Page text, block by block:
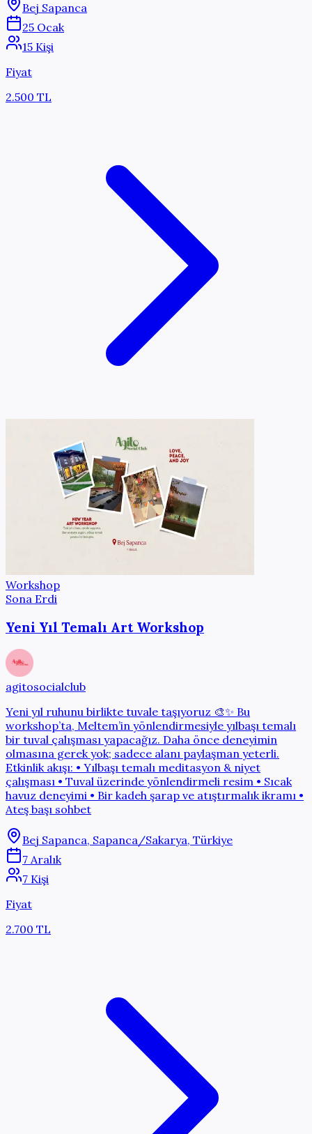
Bej Sapanca
25 Ocak
15 Kişi
Fiyat
2.500 TL
Workshop
Sona Erdi
Yeni Yıl Temalı Art Workshop
agitosocialclub
Yeni yıl ruhunu birlikte tuvale taşıyoruz 🎨✨ Bu
workshop’ta, Meltem’in yönlendirmesiyle yılbaşı temalı
bir tuval çalışması yapacağız. Daha önce deneyimin
olmasına gerek yok; sadece alanı paylaşman yeterli.
Etkinlik akışı: • Yılbaşı temalı meditasyon & niyet
çalışması • Tuval üzerinde yönlendirmeli resim • Sıcak
havuz deneyimi • Bir kadeh şarap ve atıştırmalık ikramı •
Ateş başı sohbet
Bej Sapanca, Sapanca/Sakarya, Türkiye
7 Aralık
7 Kişi
Fiyat
2.700 TL